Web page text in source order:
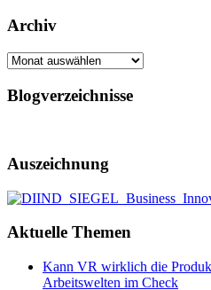
Archiv
Archiv
Blogverzeichnisse
Auszeichnung
Aktuelle Themen
Kann VR wirklich die
Arbeitswelten im Check